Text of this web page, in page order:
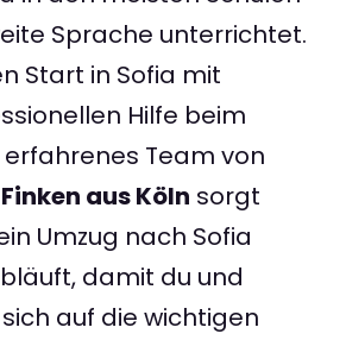
Sprache unterrichtet.
Start in Sofia mit
Hilfe beim
erfahrenes Team von
aus Köln sorgt
Umzug nach Sofia
damit du und
auf die wichtigen